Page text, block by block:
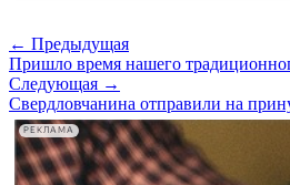
← Предыдущая
Пришло время нашего
Следующая →
Свердловчанина отправили на
РЕКЛАМА